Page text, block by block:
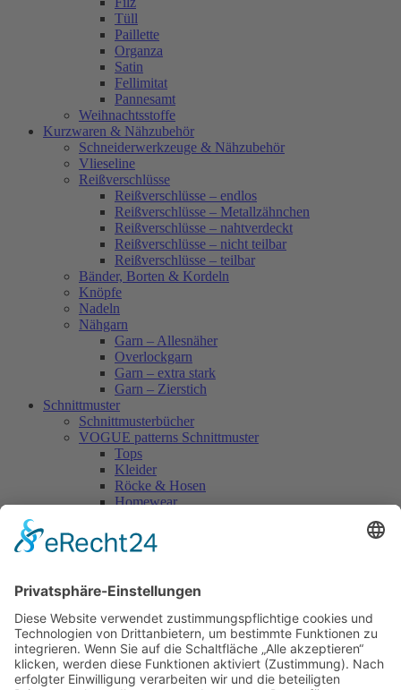
Tüll
Paillette
Organza
Satin
Fellimitat
Pannesamt
Weihnachtsstoffe
Kurzwaren & Nähzubehör
Schneiderwerkzeuge & Nähzubehör
Vlieseline
Reißverschlüsse
Reißverschlüsse – endlos
Reißverschlüsse – Metallzähnchen
Reißverschlüsse – nahtverdeckt
Reißverschlüsse – nicht teilbar
Reißverschlüsse – teilbar
Bänder, Borten & Kordeln
Knöpfe
Nadeln
Nähgarn
Garn – Allesnäher
Overlockgarn
Garn – extra stark
Garn – Zierstich
Schnittmuster
Schnittmusterbücher
VOGUE patterns Schnittmuster
Tops
Kleider
Röcke & Hosen
Homewear
Vogue Vintage
Herren
Accessoires
Einzelschnittmuster Burda
Tops
Kleider
Röcke & Hosen
Homewear
Jacken & Mäntel